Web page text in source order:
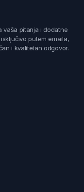
vaša pitanja i dodatne
putem emaila,
i kvalitetan odgovor.